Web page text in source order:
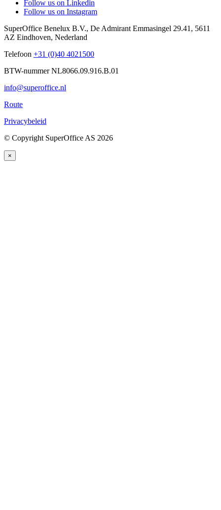
Follow us on Linkedin
Follow us on Instagram
SuperOffice Benelux B.V., De Admirant Emmasingel 29.41, 5611
AZ Eindhoven, Nederland
Telefoon +31 (0)40 4021500
BTW-nummer NL8066.09.916.B.01
info@superoffice.nl
Route
Privacybeleid
© Copyright SuperOffice AS 2026
×